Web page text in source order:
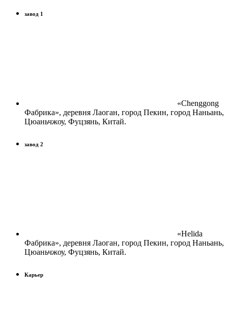
завод 1
«Chenggong
Фабрика», деревня Лаоган, город Пекин, город Наньань,
Цюаньчжоу, Фуцзянь, Китай.
завод 2
«Helida
Фабрика», деревня Лаоган, город Пекин, город Наньань,
Цюаньчжоу, Фуцзянь, Китай.
Карьер